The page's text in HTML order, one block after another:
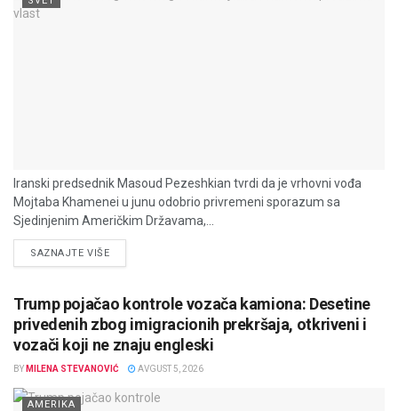
Iranski predsednik Masoud Pezeshkian tvrdi da je vrhovni vođa
Mojtaba Khamenei u junu odobrio privremeni sporazum sa
Sjedinjenim Američkim Državama,...
SAZNAJTE VIŠEDETAILS
Trump pojačao kontrole vozača kamiona: Desetine
privedenih zbog imigracionih prekršaja, otkriveni i
vozači koji ne znaju engleski
BY MILENA STEVANOVIĆ AVGUST 5, 2026
AMERIKA